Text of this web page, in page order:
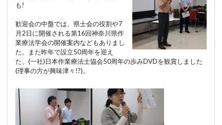
も!
歓迎会の中盤では、県士会の役割や7
月2日に開催される第16回神奈川県作
業療法学会の開催案内などもありまし
た。また昨年で設立50周年を迎え
た、(一社)日本作業療法士協会50周年の歩みDVDを観賞しました
(理事の方が興味津々!?)。